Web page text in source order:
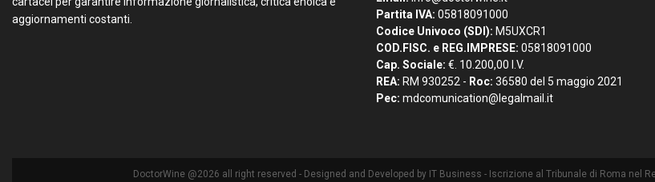
aggiornamenti costanti.
Partita IVA: 05818091000
Codice Univoco (SDI): M5UXCR1
COD.FISC. e REG.IMPRESE: 05818091000
Cap. Sociale: €. 10.200,00 I.V.
REA: RM 930252 - Roc: 36580 del 5 maggio 2021
Pec: mdcomunication@legalmail.it
DoctorWine @2026 all right reserved - Designed and Developed by IT Business - Iscrizione al Tribunale di Roma nel